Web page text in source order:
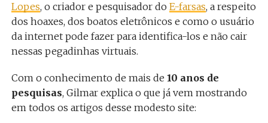
Lopes, o criador e pesquisador do E-farsas, a respeito
dos hoaxes, dos boatos eletrônicos e como o usuário
da internet pode fazer para identifica-los e não cair
nessas pegadinhas virtuais.
Com o conhecimento de mais de 10 anos de
pesquisas, Gilmar explica o que já vem mostrando
em todos os artigos desse modesto site: